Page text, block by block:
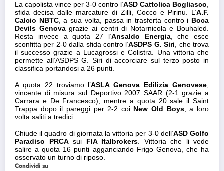
La capolista vince per 3-0 contro l’ASD Cattolica Bogliasco
sfida decisa dalle marcature di Zilli, Cocco e Pirinu. L’A.F.
Calcio NBTC, a sua volta, passa in trasferta contro i Boca
Devils Genovagrazie ai centri di Notarnicola e Bouhaled.
Resta invece a quota 27 l’Ansaldo Energia, che esce
sconfitta per 2-0 dalla sfida contro l’ASDPS G. Siri , che trova
il successo grazie a Lucagrossi e Colistra. Una vittoria che
permette all’ASDPS G. Siri di accorciare sul terzo posto in
classifica portandosi a 26 punti.
A quota 22 troviamo l’ASLA Genova Edilizia Genovese
vincente di misura sul Deportivo 2007 SAAR (2-1 grazie a
Carrara e De Francesco), mentre a quota 20 sale il Saint
Trappa dopo il pareggi per 2-2 coi New Old Boys, a loro
volta saliti a tredici.
Chiude il quadro di giornata la vittoria per 3-0 dell’ASD Golfo
Paradiso PRCAsui FIA Italbrokers . Vittoria che li vede
salire a quota 16 punti agganciando Frigo Genova, che ha
osservato un turno di riposo.
Condividi su